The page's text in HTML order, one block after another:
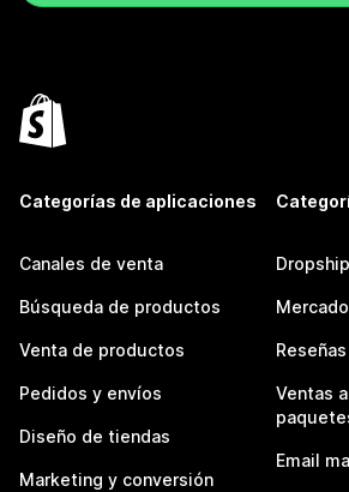
Categorías de aplicaciones
Canales de venta
Búsqueda de productos
Venta de productos
Pedidos y envíos
Diseño de tiendas
Marketing y conversión
Ventas
Email